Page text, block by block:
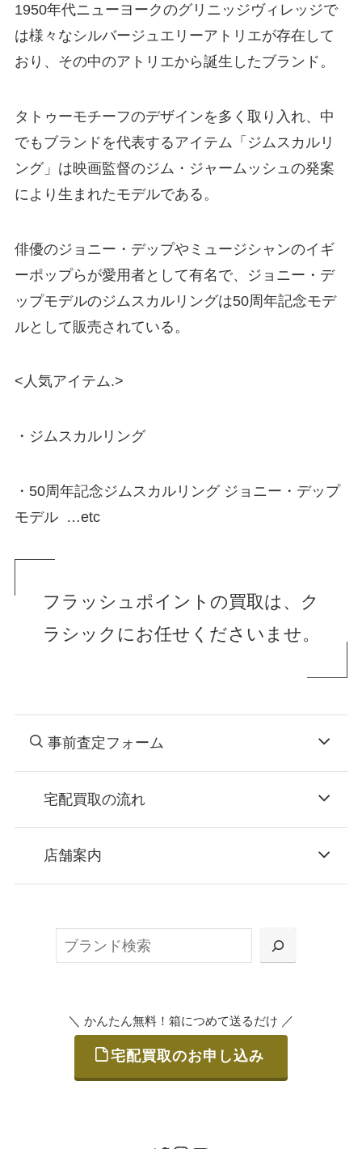
1950年代ニューヨークのグリニッジヴィレッジで
は様々なシルバージュエリーアトリエが存在して
おり、その中のアトリエから誕生したブランド。
タトゥーモチーフのデザインを多く取り入れ、中
でもブランドを代表するアイテム「ジムスカルリ
ング」は映画監督のジム・ジャームッシュの発案
により生まれたモデルである。
俳優のジョニー・デップやミュージシャンのイギ
ーポップらが愛用者として有名で、ジョニー・デ
ップモデルのジムスカルリングは50周年記念モデ
ルとして販売されている。
<人気アイテム.>
・ジムスカルリング
・50周年記念ジムスカルリング ジョニー・デップ
モデル …etc
フラッシュポイントの買取は、ク
ラシックにお任せくださいませ。
事前査定フォーム
宅配買取の流れ
お申込み
または梱包材不要の「集荷申込」からお選び
ご発送
店舗案内
＼ かんたん無料！箱につめて送るだけ ／
宅配買取のお申し込み